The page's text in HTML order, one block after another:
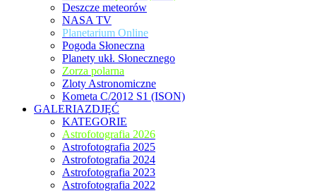
Deszcze meteorów
NASA TV
Planetarium Online
Pogoda Słoneczna
Planety ukł. Słonecznego
Zorza polarna
Zloty Astronomiczne
Kometa C/2012 S1 (ISON)
GALERIAZDJĘĆ
KATEGORIE
Astrofotografia 2026
Astrofotografia 2025
Astrofotografia 2024
Astrofotografia 2023
Astrofotografia 2022